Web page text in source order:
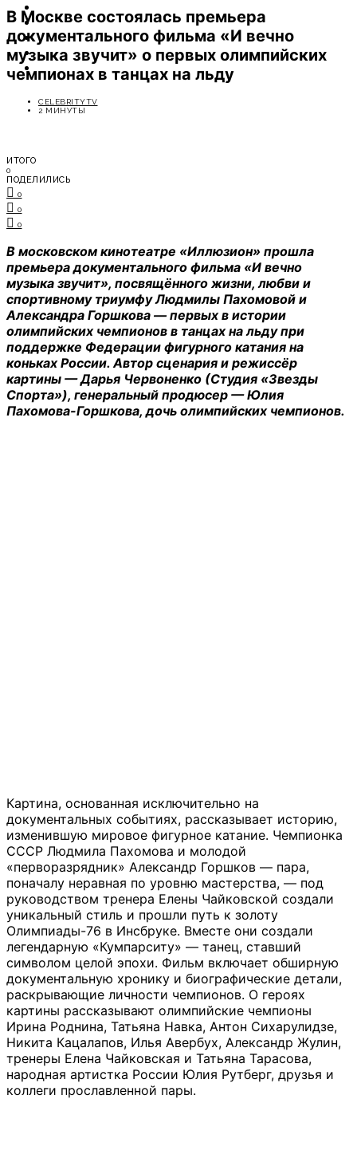
МОДА
ЛИЧНОСТЬ
ОТДЫХ
СОВЕТЫ ЭКСПЕРТОВ
В Москве состоялась премьера
документального фильма «И вечно
музыка звучит» о первых олимпийских
чемпионах в танцах на льду
CELEBRITYTV
2 МИНУТЫ
ИТОГО
0
ПОДЕЛИЛИСЬ
0
0
0
В московском кинотеатре «Иллюзион» прошла
премьера документального фильма «И вечно
музыка звучит», посвящённого жизни, любви и
спортивному триумфу Людмилы Пахомовой и
Александра Горшкова — первых в истории
олимпийских чемпионов в танцах на льду при
поддержке Федерации фигурного катания на
коньках России. Автор сценария и режиссёр
картины — Дарья Червоненко (Студия «Звезды
Спорта»), генеральный продюсер — Юлия
Пахомова-Горшкова, дочь олимпийских чемпионов.
Картина, основанная исключительно на
документальных событиях, рассказывает историю,
изменившую мировое фигурное катание. Чемпионка
СССР Людмила Пахомова и молодой
«перворазрядник» Александр Горшков — пара,
поначалу неравная по уровню мастерства, — под
руководством тренера Елены Чайковской создали
уникальный стиль и прошли путь к золоту
Олимпиады-76 в Инсбруке. Вместе они создали
легендарную «Кумпарситу» — танец, ставший
символом целой эпохи. Фильм включает обширную
документальную хронику и биографические детали,
раскрывающие личности чемпионов. О героях
картины рассказывают олимпийские чемпионы
Ирина Роднина, Татьяна Навка, Антон Сихарулидзе,
Никита Кацалапов, Илья Авербух, Александр Жулин,
тренеры Елена Чайковская и Татьяна Тарасова,
народная артистка России Юлия Рутберг, друзья и
коллеги прославленной пары.